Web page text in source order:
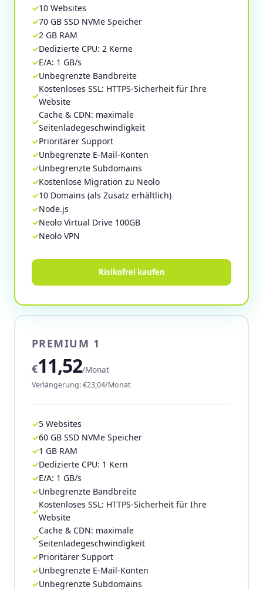
PREMIUM 1
€11,52/Monat
Verlängerung: €23,04/Monat
5 Websites
60 GB SSD NVMe Speicher
1 GB RAM
Dedizierte CPU: 1 Kern
E/A: 1 GB/s
Unbegrenzte Bandbreite
Kostenloses SSL: HTTPS-Sicherheit für Ihre
Website
Cache & CDN: maximale
Seitenladegeschwindigkeit
Prioritärer Support
Unbegrenzte E-Mail-Konten
Unbegrenzte Subdomains
10 Websites
70 GB SSD NVMe Speicher
2 GB RAM
Dedizierte CPU: 2 Kerne
E/A: 1 GB/s
Unbegrenzte Bandbreite
Kostenloses SSL: HTTPS-Sicherheit für Ihre
Website
Cache & CDN: maximale
Seitenladegeschwindigkeit
Prioritärer Support
Unbegrenzte E-Mail-Konten
Unbegrenzte Subdomains
Kostenlose Migration zu Neolo
10 Domains (als Zusatz erhältlich)
Node.js
Neolo Virtual Drive 100GB
Neolo VPN
Risikofrei kaufen